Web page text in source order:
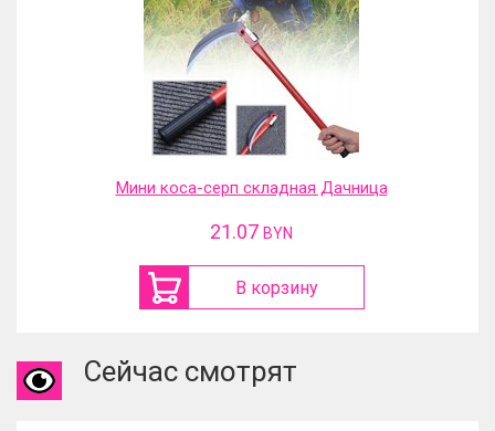
Мини коса-серп складная Дачница
21.07 BYN
В корзину
Сейчас смотрят